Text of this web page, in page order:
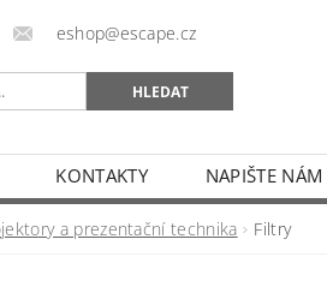
eshop@escape.cz
KONTAKTY NAPIŠTE NÁM
a prezentační technika Filtry